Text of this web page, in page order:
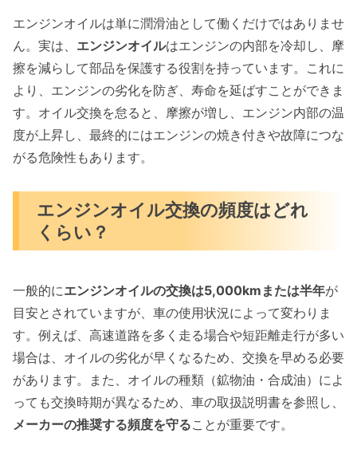
エンジンオイルは単に潤滑油として働くだけではありませ
ん。実は、 エンジンオイルはエンジンの内部を冷却し、摩
擦を減らして部品を保護する役割を持っています。これに
より、エンジンの劣化を防ぎ、寿命を延ばすことができま
す。オイル交換を怠ると、摩擦が増し、エンジン内部の温
度が上昇し、最終的にはエンジンの焼き付きや故障につな
がる危険性もあります。
エンジンオイル交換の頻度はどれ
くらい？
一般的にエンジンオイルの交換は5,000kmまたは半年が
目安とされていますが、車の使用状況によって変わりま
す。例えば、高速道路を多く走る場合や短距離走行が多い
場合は、オイルの劣化が早くなるため、交換を早める必要
があります。また、オイルの種類（鉱物油・合成油）によ
っても交換時期が異なるため、車の取扱説明書を参照し、
メーカーの推奨する頻度を守ることが重要です。